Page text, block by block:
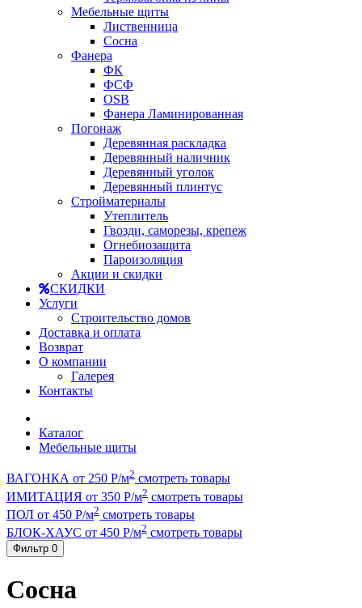
Мебельные щиты
Лиственница
Сосна
Фанера
ФК
ФСФ
OSB
Фанера Ламинированная
Погонаж
Деревянная раскладка
Деревянный наличник
Деревянный уголок
Деревянный плинтус
Стройматериалы
Утеплитель
Гвозди, саморезы, крепеж
Огнебиозащита
Пароизоляция
Акции и скидки
СКИДКИ
Услуги
Строительство домов
Доставка и оплата
Возврат
О компании
Галерея
Контакты
Каталог
Мебельные щиты
ВАГОНКА от 250 Р/м2 смотреть товары
ИМИТАЦИЯ от 350 Р/м2 смотреть товары
ПОЛ от 450 Р/м2 смотреть товары
БЛОК-ХАУС от 450 Р/м2 смотреть товары
Фильтр 0
Сосна